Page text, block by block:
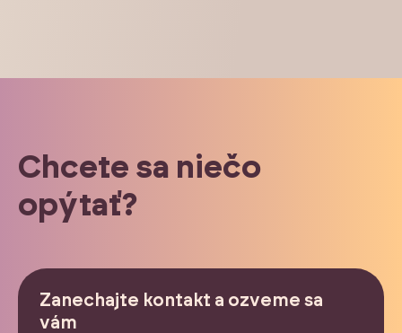
Chcete sa niečo
opýtať?
Zanechajte kontakt a ozveme sa
vám